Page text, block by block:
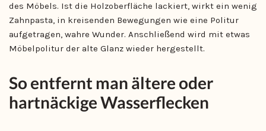
des Möbels. Ist die Holzoberfläche lackiert, wirkt ein wenig
Zahnpasta, in kreisenden Bewegungen wie eine Politur
aufgetragen, wahre Wunder. Anschließend wird mit etwas
Möbelpolitur der alte Glanz wieder hergestellt.
So entfernt man ältere oder
hartnäckige Wasserflecken